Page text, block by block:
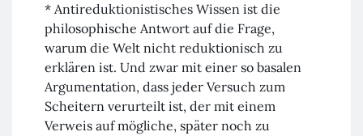
* Antireduktionistisches Wissen ist die
philosophische Antwort auf die Frage,
warum die Welt nicht reduktionisch zu
erklären ist. Und zwar mit einer so basalen
Argumentation, dass jeder Versuch zum
Scheitern verurteilt ist, der mit einem
Verweis auf mögliche, später noch zu